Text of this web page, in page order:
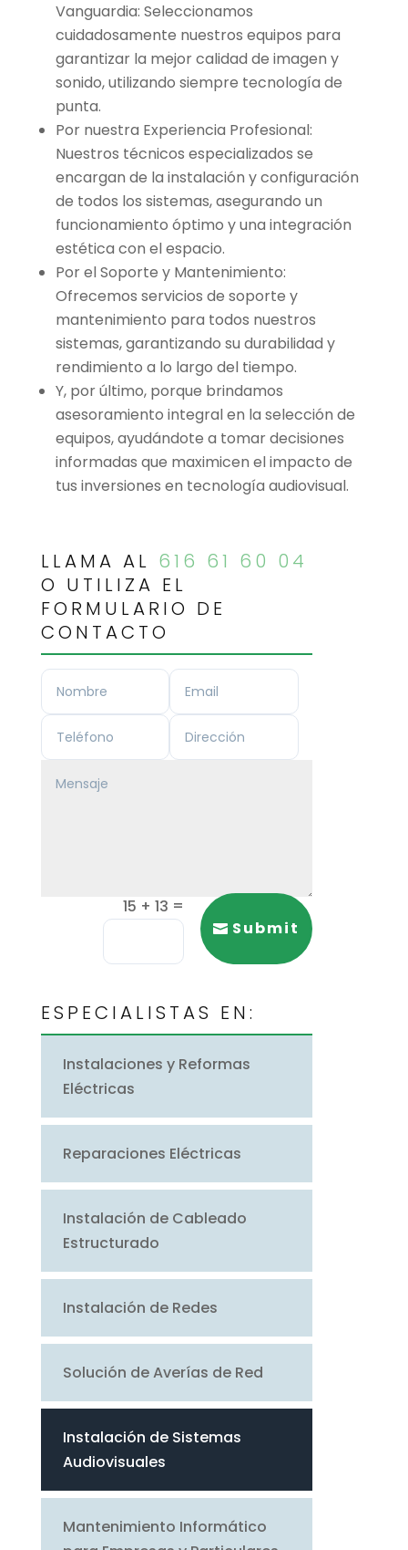
LLAMA AL 616 61 60 04
O UTILIZA EL
FORMULARIO DE
CONTACTO
15 + 13 =
Submit
ESPECIALISTAS EN:
Instalaciones y Reformas
Eléctricas
Reparaciones Eléctricas
Instalación de Cableado
Estructurado
Instalación de Redes
Solución de Averías de Red
Instalación de Sistemas
Audiovisuales
Mantenimiento Informático
Vanguardia: Seleccionamos
cuidadosamente nuestros equipos para
garantizar la mejor calidad de imagen y
sonido, utilizando siempre tecnología de
punta.
Por nuestra Experiencia Profesional:
Nuestros técnicos especializados se
encargan de la instalación y configuración
de todos los sistemas, asegurando un
funcionamiento óptimo y una integración
estética con el espacio.
Por el Soporte y Mantenimiento:
Ofrecemos servicios de soporte y
mantenimiento para todos nuestros
sistemas, garantizando su durabilidad y
rendimiento a lo largo del tiempo.
Y, por último, porque brindamos
asesoramiento integral en la selección de
equipos, ayudándote a tomar decisiones
informadas que maximicen el impacto de
tus inversiones en tecnología audiovisual.